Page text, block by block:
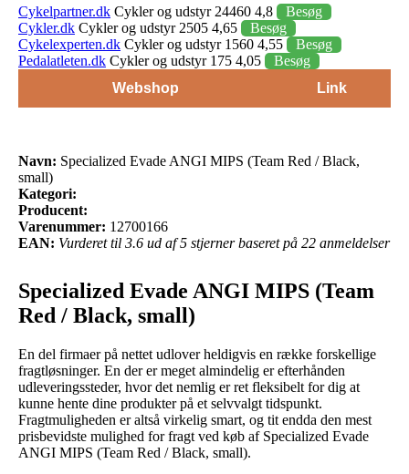
Cykelpartner.dk Cykler og udstyr 24460 4,8
Besøg
Cykler.dk Cykler og udstyr 2505 4,65
Besøg
Cykelexperten.dk Cykler og udstyr 1560 4,55
Besøg
Pedalatleten.dk Cykler og udstyr 175 4,05
Besøg
Webshop
Link
Navn: Specialized Evade ANGI MIPS (Team Red / Black,
small)
Kategori:
Producent:
Varenummer: 12700166
EAN: Vurderet til 3.6 ud af 5 stjerner baseret på 22 anmeldelser
Specialized Evade ANGI MIPS (Team
Red / Black, small)
En del firmaer på nettet udlover heldigvis en række forskellige
fragtløsninger. En der er meget almindelig er efterhånden
udleveringssteder, hvor det nemlig er ret fleksibelt for dig at
kunne hente dine produkter på et selvvalgt tidspunkt.
Fragtmuligheden er altså virkelig smart, og tit endda den mest
prisbevidste mulighed for fragt ved køb af Specialized Evade
ANGI MIPS (Team Red / Black, small).